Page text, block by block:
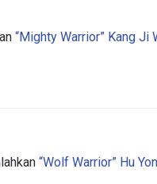
“Mighty Warrior” Kang Ji
“Wolf Warrior” Hu
membatalkan